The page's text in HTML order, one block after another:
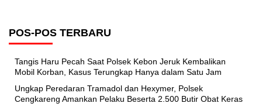
POS-POS TERBARU
Tangis Haru Pecah Saat Polsek Kebon Jeruk Kembalikan
Mobil Korban, Kasus Terungkap Hanya dalam Satu Jam
Ungkap Peredaran Tramadol dan Hexymer, Polsek
Cengkareng Amankan Pelaku Beserta 2.500 Butir Obat Keras